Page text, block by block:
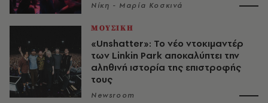
Νίκη - Μαρία Κοσκινά
ΜΟΥΣΙΚΗ
«Unshatter»: Το νέο ντοκιμαντέρ
των Linkin Park αποκαλύπτει την
αληθινή ιστορία της επιστροφής
τους
Newsroom